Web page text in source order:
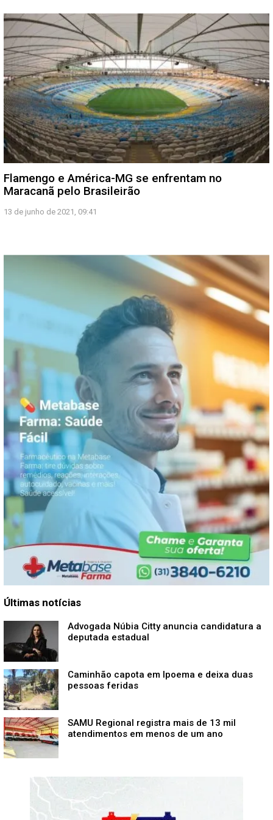
Flamengo e América-MG se enfrentam no
Maracanã pelo Brasileirão
13 de junho de 2021, 09:41
Últimas notícias
Advogada Núbia Citty anuncia candidatura a
deputada estadual
Caminhão capota em Ipoema e deixa duas
pessoas feridas
SAMU Regional registra mais de 13 mil
atendimentos em menos de um ano